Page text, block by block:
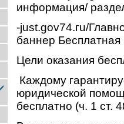
информация/
-just.gov74.гu/
баннер
Цели оказания
Каждому
юридической
бесплатно (ч. 1 ст.